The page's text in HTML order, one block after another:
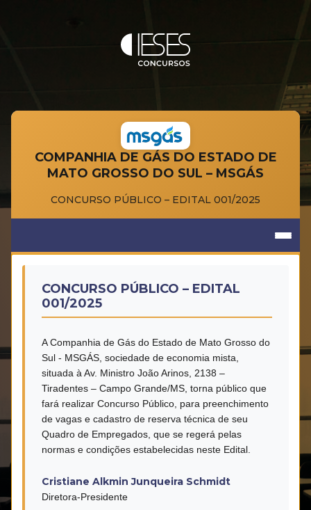
COMPANHIA DE GÁS DO ESTADO DE
MATO GROSSO DO SUL – MSGÁS
CONCURSO PÚBLICO – EDITAL 001/2025
CONCURSO PÚBLICO – EDITAL
001/2025
A Companhia de Gás do Estado de Mato Grosso do
Sul - MSGÁS, sociedade de economia mista,
situada à Av. Ministro João Arinos, 2138 –
Tiradentes – Campo Grande/MS, torna público que
fará realizar Concurso Público, para preenchimento
de vagas e cadastro de reserva técnica de seu
Quadro de Empregados, que se regerá pelas
normas e condições estabelecidas neste Edital.
Cristiane Alkmin Junqueira Schmidt
Diretora-Presidente